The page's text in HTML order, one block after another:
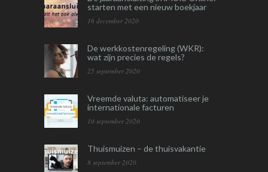
starten met een nieuw boekjaar
16 december 2020
De werkkostenregeling (WKR):
wat zijn precies de regels?
25 september 2020
Vreemde valuta: automatiseer je
internationale facturen
10 september 2020
Thuismuizen – de thuisvakantie
8 september 2020